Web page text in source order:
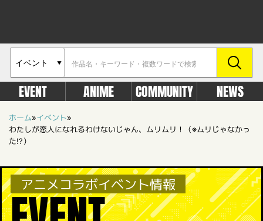
EVENT ANIME COMMUNITY NEWS
ホーム»イベント»
わたしが恋人になれるわけないじゃん、ムリムリ！（※ムリじゃなかっ
た!?）
アニメコラボイベント情報